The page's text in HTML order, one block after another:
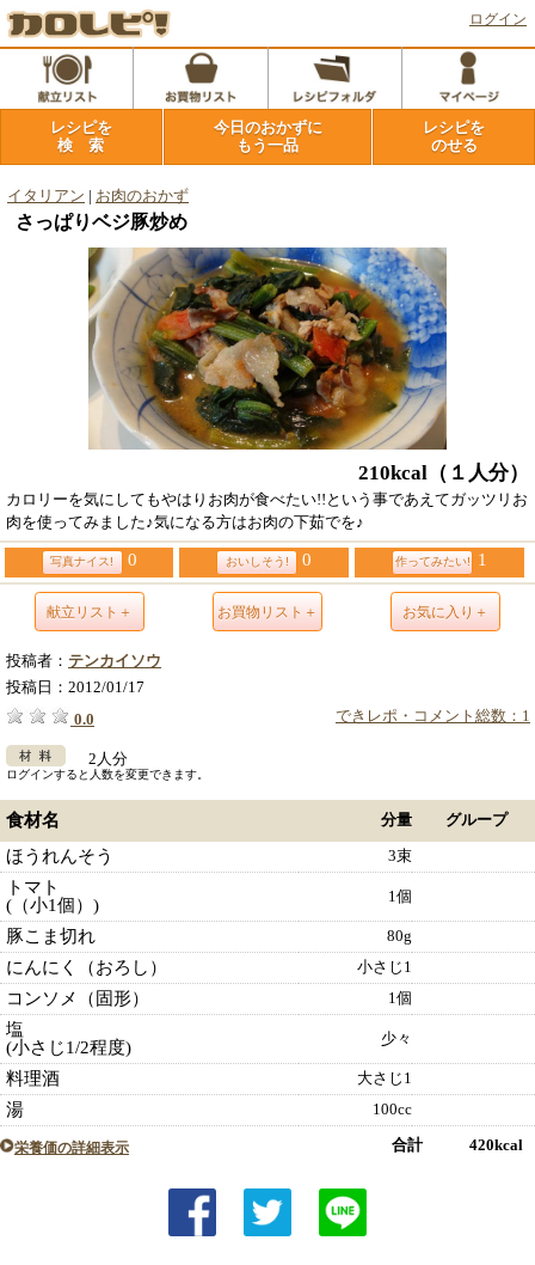
ログイン
レシピを
検 索
今日のおかずに
もう一品
レシピを
のせる
イタリアン お肉のおかず
さっぱりベジ豚炒め
210kcal （１人分）
カロリーを気にしてもやはりお肉が食べたい!!という事であえてガッツリお
肉を使ってみました♪気になる方はお肉の下茹でを♪
写真ナイス! 0 おいしそう! 0 作ってみたい! 1
献立リスト＋ お買物リスト＋ お気に入り＋
投稿者： テンカイソウ
投稿日： 2012/01/17
できレポ・コメント総数：1
0.0
2人分
ログインすると人数を変更できます。
食材名 分量 グループ
ほうれんそう 3束
トマト
(（小1個）)
1個
豚こま切れ 80g
にんにく（おろし） 小さじ1
コンソメ（固形） 1個
塩
(小さじ1/2程度)
少々
料理酒 大さじ1
湯 100cc
栄養価の詳細表示 合計 420kcal